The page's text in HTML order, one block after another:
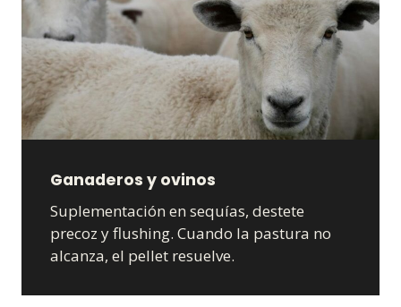
Ganaderos y ovinos
Suplementación en sequías, destete
precoz y flushing. Cuando la pastura no
alcanza, el pellet resuelve.